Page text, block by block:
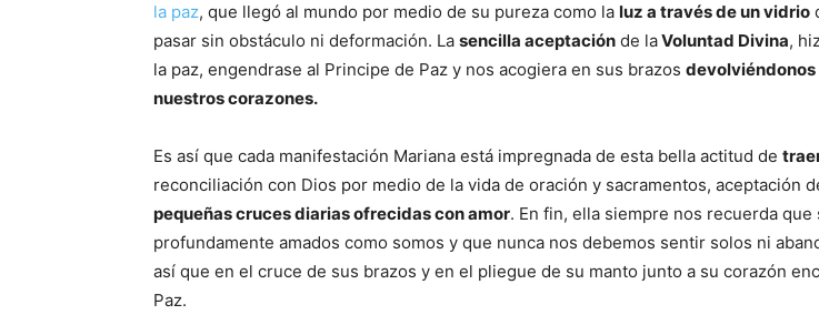
la paz, que llegó al mundo por medio de su pureza como la luz a través de un vidrio
pasar sin obstáculo ni deformación. La sencilla aceptación de laVoluntad Divina,
la paz, engendrase al Principe de Paz y nos acogiera en sus brazos devolviéndonos
nuestros corazones.
Es así que cada manifestación Mariana está impregnada de esta bella actitud de
reconciliación con Dios por medio de la vida de oración y sacramentos, aceptación
pequeñas cruces diarias ofrecidas con amor. En fin, ella siempre nos recuerda que
profundamente amados como somos y que nunca nos debemos sentir solos ni
así que en el cruce de sus brazos y en el pliegue de su manto junto a su corazón
Paz.